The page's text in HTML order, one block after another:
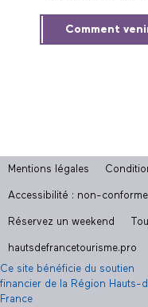
Comment
Mentions légales
Accessibilité : non-conforme
Réservez un weekend
hautsdefrancetourisme.pro
Ce site bénéficie du soutien
financier de la Région Hauts-
France